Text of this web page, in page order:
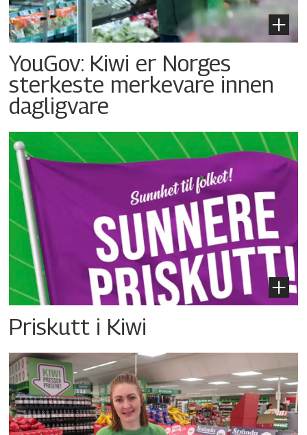
YouGov: Kiwi er Norges
sterkeste merkevare innen
dagligvare
Priskutt i Kiwi